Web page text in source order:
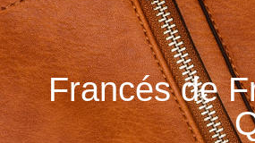
Francés de